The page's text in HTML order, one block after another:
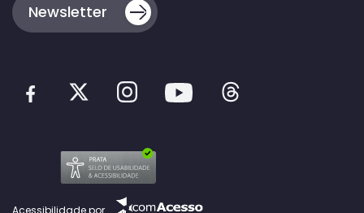
Newsletter
Acessibilidade por